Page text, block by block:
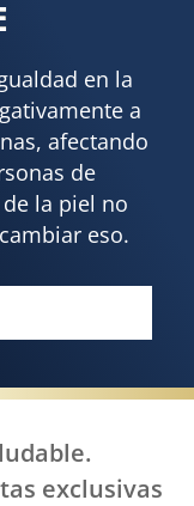
en la
a
afectando
de
la piel no
eso.
TODAS PARTES,
exclusivas